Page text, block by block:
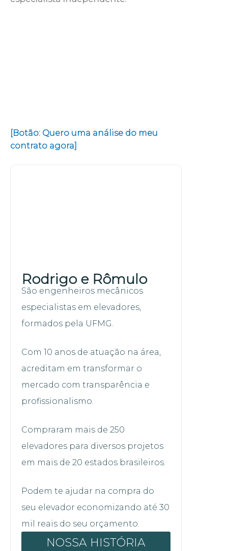
[Botão: Quero uma análise do meu
contrato agora]
Rodrigo e Rômulo
São engenheiros mecânicos
especialistas em elevadores,
formados pela UFMG.
Com 10 anos de atuação na área,
acreditam em transformar o
mercado com transparência e
profissionalismo.
Compraram mais de 250
elevadores para diversos projetos
em mais de 20 estados brasileiros.
Podem te ajudar na compra do
seu elevador economizando até 30
mil reais do seu orçamento.
NOSSA HISTÓRIA